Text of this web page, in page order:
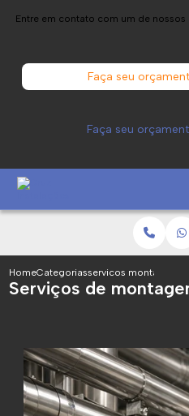
Entre em contato com um de nossos
Faça seu
Faça seu
HomeCategoriasservicos montagem
Serviços de